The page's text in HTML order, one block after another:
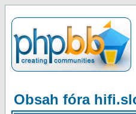
Obsah fóra